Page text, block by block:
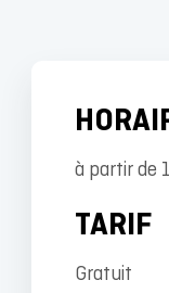
à partir de
TARIF
Gratuit